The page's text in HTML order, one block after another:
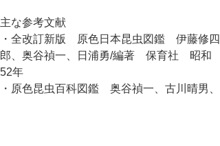
主な参考文献
・全改訂新版 原色日本昆虫図鑑 伊藤修四
郎、奥谷禎一、日浦勇/編著 保育社 昭和
52年
・原色昆虫百科図鑑 奥谷禎一、古川晴男、